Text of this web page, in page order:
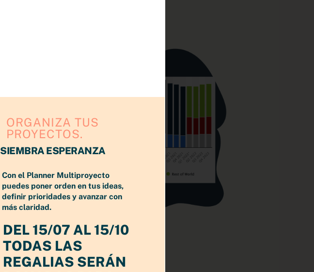
FUENTE STATISTA.COM >>>
ORGANIZA TUS
PROYECTOS.
SIEMBRA ESPERANZA
Con el Planner Multiproyecto
puedes poner orden en tus ideas,
definir prioridades y avanzar con
más claridad.
DEL 15/07 AL 15/10
TODAS LAS
REGALIAS SERÁN